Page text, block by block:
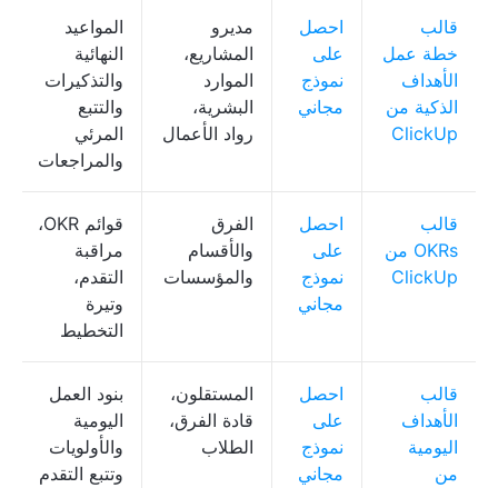
قالب
خطة عمل
الأهداف
الذكية من
ClickUp
احصل
على
نموذج
مجاني
مديرو
المشاريع،
الموارد
البشرية،
رواد الأعمال
المواعيد
النهائية
والتذكيرات
والتتبع
المرئي
والمراجعات
قالب
OKRs من
ClickUp
احصل
على
نموذج
مجاني
الفرق
والأقسام
والمؤسسات
قوائم OKR،
مراقبة
التقدم،
وتيرة
التخطيط
قالب
الأهداف
اليومية
من
احصل
على
نموذج
مجاني
المستقلون،
قادة الفرق،
الطلاب
بنود العمل
اليومية
والأولويات
وتتبع التقدم